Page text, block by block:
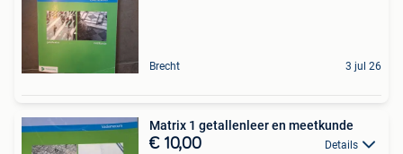
Brecht 3 jul 26
Matrix 1 getallenleer en meetkunde
€ 10,00 Details